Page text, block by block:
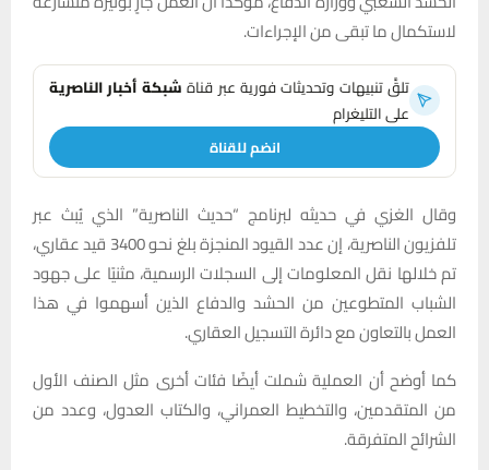
لاستكمال ما تبقى من الإجراءات.
تلقَّ تنبيهات وتحديثات فورية عبر قناةشبكة أخبار الناصرية
على التليغرام
انضم للقناة
وقال الغزي في حديثه لبرنامج “حديث الناصرية” الذي يُبث عبر
تلفزيون الناصرية، إن عدد القيود المنجزة بلغ نحو 3400 قيد عقاري،
تم خلالها نقل المعلومات إلى السجلات الرسمية، مثنيًا على جهود
الشباب المتطوعين من الحشد والدفاع الذين أسهموا في هذا
العمل بالتعاون مع دائرة التسجيل العقاري.
كما أوضح أن العملية شملت أيضًا فئات أخرى مثل الصنف الأول
من المتقدمين، والتخطيط العمراني، والكتاب العدول، وعدد من
الشرائح المتفرقة.